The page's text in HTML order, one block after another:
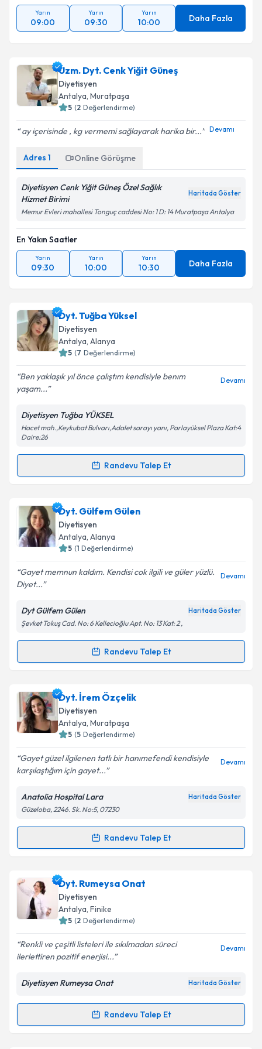
Yarın
09:00
Yarın
09:30
Yarın
10:00 Daha Fazla
Uzm. Dyt. Cenk Yiğit Güneş
Diyetisyen
Antalya, Muratpaşa
5 (2 Değerlendirme)
ay içerisinde , kg vermemi sağlayarak harika bir... Devamı
Adres 1 Online Görüşme
Diyetisyen Cenk Yiğit Güneş Özel Sağlık
Hizmet Birimi
Haritada Göster
Memur Evleri mahallesi Tonguç caddesi No: 1 D: 14 Muratpaşa Antalya
En Yakın Saatler
Yarın
09:30
Yarın
10:00
Yarın
10:30 Daha Fazla
Dyt. Tuğba Yüksel
Diyetisyen
Antalya, Alanya
5 (7 Değerlendirme)
Ben yaklaşık yıl önce çalıştım kendisiyle benım
yaşam...
Devamı
Diyetisyen Tuğba YÜKSEL
Hacet mah.,Keykubat Bulvarı,Adalet sarayı yanı, Parlayüksel Plaza Kat:4
Daire:26
Randevu Talep Et
Randevu Takvimi Talebi
Dyt. Tuğba Yükseliçin randevu takvimi talebi
oluşturun. Size bu uzmandan randevu almanız için bir
takvim hazırlandığında e-posta ile bilgilendireceğiz.
Kişisel verilerimin işlenmesine ilişkin
Aydınlatma
Metni'ni okudum ve kişisel verilerimin belirtilen
kapsamda işlenmesini kabul ediyorum.
Dyt. Gülfem Gülen
Diyetisyen
Antalya, Alanya
5 (1 Değerlendirme)
Gayet memnun kaldım. Kendisi cok ilgili ve güler yüzlü.
Diyet...
Devamı
Dyt Gülfem Gülen Haritada Göster
Şevket Tokuş Cad. No: 6 Kellecioğlu Apt. No: 13 Kat: 2 ,
Randevu Talep Et
Randevu Takvimi Talebi
Dyt. Gülfem Güleniçin randevu takvimi talebi
oluşturun. Size bu uzmandan randevu almanız için bir
takvim hazırlandığında e-posta ile bilgilendireceğiz.
Kişisel verilerimin işlenmesine ilişkin
Aydınlatma
Metni'ni okudum ve kişisel verilerimin belirtilen
kapsamda işlenmesini kabul ediyorum.
Dyt. İrem Özçelik
Diyetisyen
Antalya, Muratpaşa
5 (5 Değerlendirme)
Gayet güzel ilgilenen tatlı bir hanımefendi kendisiyle
karşılaştığım için gayet...
Devamı
Anatolia Hospital Lara Haritada Göster
Güzeloba, 2246. Sk. No:5, 07230
Randevu Talep Et
Randevu Takvimi Talebi
Dyt. İrem Özçelikiçin randevu takvimi talebi
oluşturun. Size bu uzmandan randevu almanız için bir
takvim hazırlandığında e-posta ile bilgilendireceğiz.
Kişisel verilerimin işlenmesine ilişkin
Aydınlatma
kapsamda işlenmesini kabul ediyorum.
Dyt. Rumeysa Onat
Diyetisyen
Antalya, Finike
5 (2 Değerlendirme)
Renkli ve çeşitli listeleri ile sıkılmadan süreci
ilerlettiren pozitif enerjisi...
Devamı
Diyetisyen Rumeysa Onat Haritada Göster
Randevu Talep Et
Randevu Takvimi Talebi